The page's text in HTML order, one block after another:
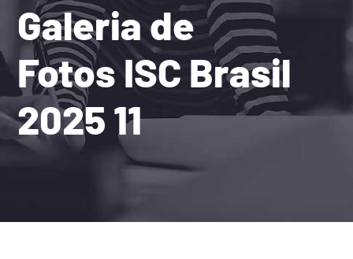
Galeria de
Fotos ISC Brasil
2025 11